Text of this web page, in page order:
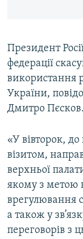
УКР
КТАТ
ДОЛУЧАЙСЯ!
Усі сайти
Президент
федерації
використання
України,
Дмитро Пєсков.
«У вівторок,
візитом,
верхньої
якому з метою
врегулювання
а також у
переговорів з